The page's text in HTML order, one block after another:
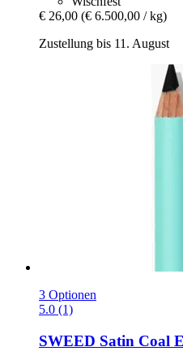
€ 26,00 (€ 6.500,00 / kg)
Zustellung bis 11. August
3 Optionen
5.0 (1)
SWEED Satin Coal